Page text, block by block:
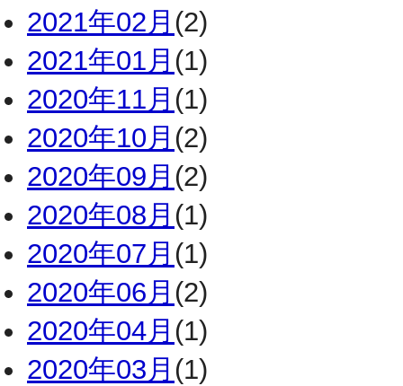
2021年02月 (2)
2021年01月 (1)
2020年11月 (1)
2020年10月 (2)
2020年09月 (2)
2020年08月 (1)
2020年07月 (1)
2020年06月 (2)
2020年04月 (1)
2020年03月 (1)